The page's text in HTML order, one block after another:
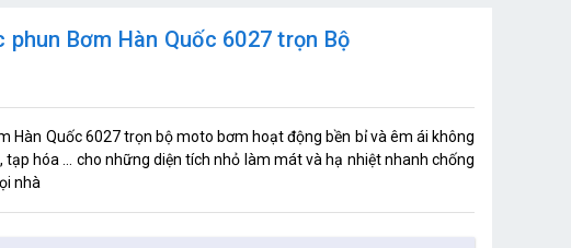
Bơm Hàn Quốc 6027 trọn Bộ
Hàn Quốc 6027 trọn bộ moto bơm hoạt động bền bỉ và êm ái không
hóa ... cho những diện tích nhỏ làm mát và hạ nhiệt nhanh chống
nhà